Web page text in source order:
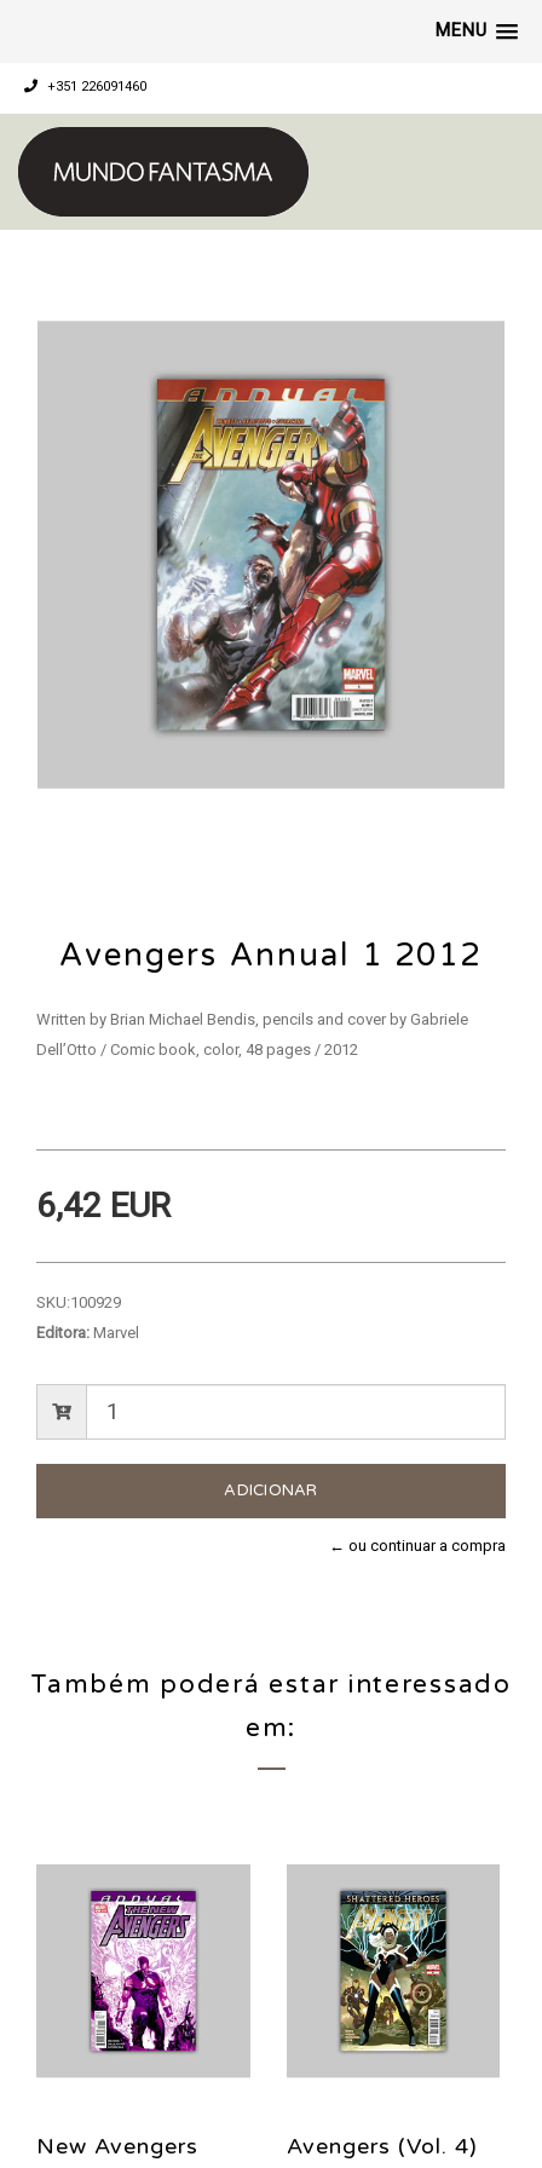
MENU
+351 226091460
Avengers Annual 1 2012
Written by Brian Michael Bendis, pencils and cover by Gabriele
Dell’Otto / Comic book, color, 48 pages / 2012
6,42 EUR
SKU:100929
Editora: Marvel
← ou continuar a compra
Também poderá estar interessado
em:
New Avengers
Avengers (Vol. 4)